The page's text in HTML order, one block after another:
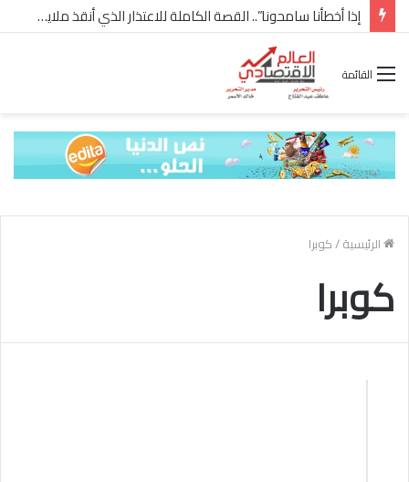
إذا أخطأنا سامحونا”.. القصة الكاملة للاعتذار الذي أنقذ ملايين “إعمار” في الساحل الشمالي
القائمة
الرئيسية/كوبرا
كوبرا